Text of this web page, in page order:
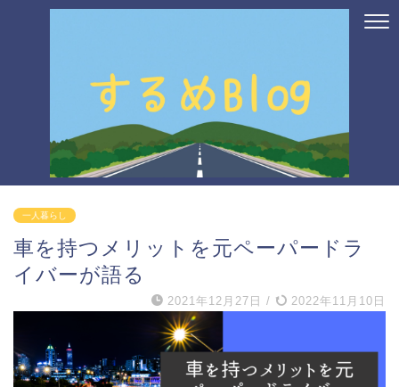
一人暮らし
車を持つメリットを元ペーパードラ
イバーが語る
2021年12月27日 / 2022年11月10日